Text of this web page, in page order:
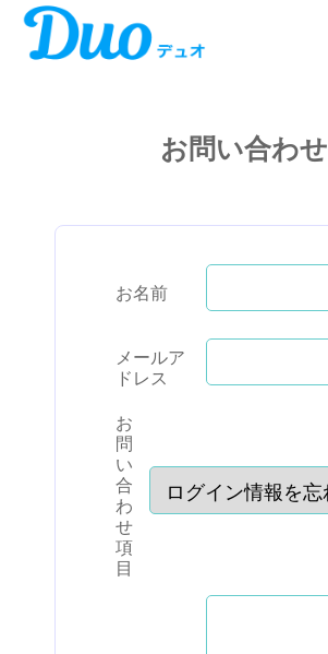
お問い合わせ
お名前
メールア
ドレス
お
問
い
合
わ
せ
項
目